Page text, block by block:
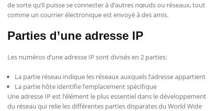
de sorte qu’il puisse se connecter à d’autres nœuds ou réseaux, tout
comme un courrier électronique est envoyé à des amis.
Parties d’une adresse IP
Les numéros d’une adresse IP sont divisés en 2 parties:
La partie réseau indique les réseaux auxquels l’adresse appartient
La partie hôte identifie l’emplacement spécifique
Une adresse IP est l’élément le plus essentiel dans le développement
du réseau qui relie les différentes parties disparates du World Wide